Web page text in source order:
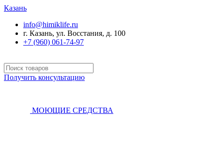
Казань
info@himiklife.ru
г. Казань, ул. Восстания, д. 100
+7 (960) 061-74-97
Получить консультацию
МОЮЩИЕ СРЕДСТВА